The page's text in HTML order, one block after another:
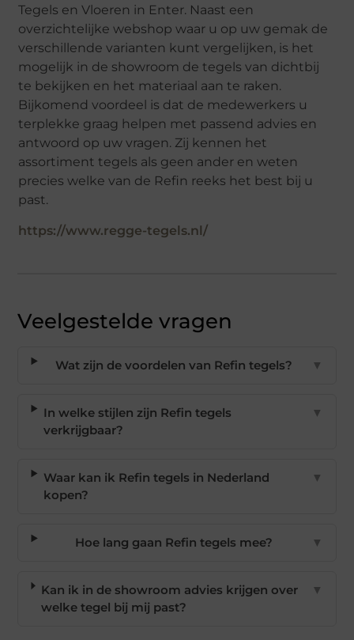
Tegels en Vloeren in Enter. Naast een
overzichtelijke webshop waar u op uw gemak de
verschillende varianten kunt vergelijken, is het
mogelijk in de showroom de tegels van dichtbij
te bekijken en het materiaal aan te raken.
Bijkomend voordeel is dat de medewerkers u
terplekke graag helpen met passend advies en
antwoord op uw vragen. Zij kennen het
assortiment tegels als geen ander en weten
precies welke van de Refin reeks het best bij u
past.
https://www.regge-tegels.nl/
Veelgestelde vragen
Wat zijn de voordelen van Refin tegels? ▼
In welke stijlen zijn Refin tegels
verkrijgbaar?
▼
Waar kan ik Refin tegels in Nederland
kopen?
▼
Hoe lang gaan Refin tegels mee? ▼
Kan ik in de showroom advies krijgen over
welke tegel bij mij past?
▼